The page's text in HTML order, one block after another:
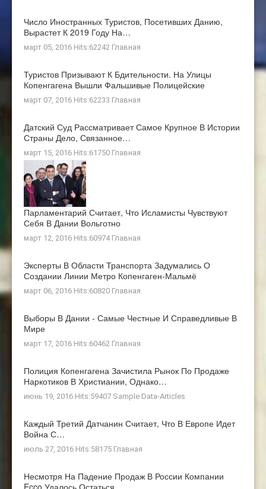
Число Иностранных Туристов, Посетивших Данию,
Вырастет К 2019 Году На…
март 05, 2016 Hits:62242 Главная
Туристов Призывают К Бдительности. На Улицы
Копенгагена Вышли Фальшивые Полицейские
март 07, 2016 Hits:62233 Главная
Датский Суд Рассматривает Самое Крупное В Истории
Страны Дело, Связанное…
март 15, 2016 Hits:61750 Главная
Парламентарий Считает, Что Исламисты Чувствуют
Себя В Дании Вольготно
март 12, 2016 Hits:60974 Главная
Эксперты В Области Транспорта Задумались О
Создании Линии Метро Копенгаген-Мальмё
март 06, 2016 Hits:60820 Главная
Выборы В Дании - Самые Честные И Справедливые В
Мире
март 17, 2016 Hits:60462 Главная
Полиция Копенгагена Зачистила Рынок По Продаже
Наркотиков В Христиании, Однако…
июнь 19, 2016 Hits:59407 Sample Data-Articles
Каждый Третий Датчанин Считает, Что В Европе Идет
Война С…
июль 27, 2016 Hits:58175 Главная
Несмотря На Падение Продаж В России Компании
Ecco Удалось Остаться…